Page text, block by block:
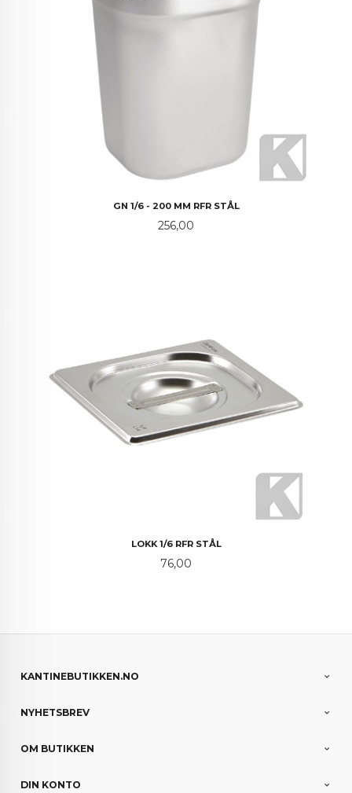
GN 1/6 - 200 MM RFR STÅL
Pris
256,00
LOKK 1/6 RFR STÅL
Pris
76,00
KANTINEBUTIKKEN.NO
NYHETSBREV
OM BUTIKKEN
DIN KONTO